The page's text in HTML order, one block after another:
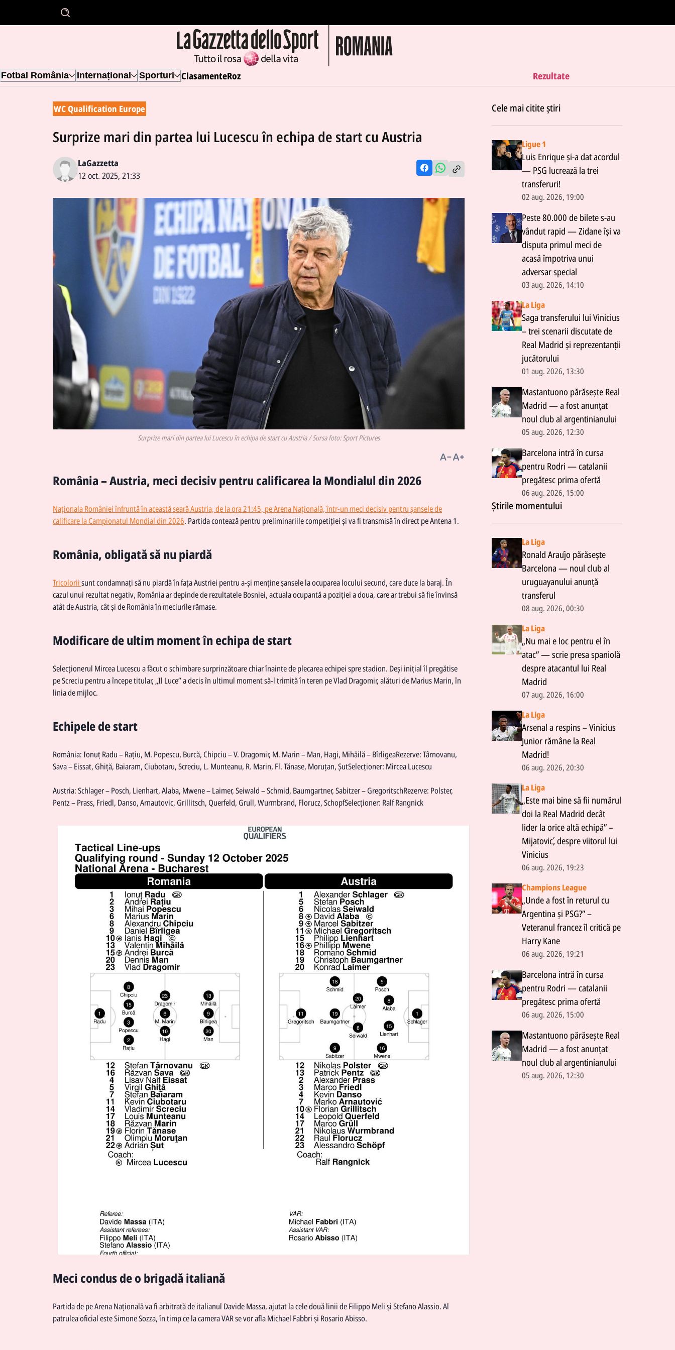
Fotbal România Internațional Sporturi ClasamenteRoz Rezultate
WC Qualification Europe
Surprize mari din partea lui Lucescu în echipa de start cu Austria
LaGazzetta
12 oct. 2025, 21:33
Surprize mari din partea lui Lucescu în echipa de start cu Austria / Sursa foto: Sport Pictures
România – Austria, meci decisiv pentru calificarea la Mondialul din 2026
Naționala României înfruntă în această seară Austria, de la ora 21:45, pe Arena Națională, într-un meci decisiv pentru șansele de
calificare la Campionatul Mondial din 2026. Partida contează pentru preliminariile competiției și va fi transmisă în direct pe Antena 1.
România, obligată să nu piardă
Tricoloriisunt condamnați să nu piardă în fața Austriei pentru a-și menține șansele la ocuparea locului secund, care duce la baraj. În
cazul unui rezultat negativ, România ar depinde de rezultatele Bosniei, actuala ocupantă a poziției a doua, care ar trebui să fie învinsă
atât de Austria, cât și de România în meciurile rămase.
Modificare de ultim moment în echipa de start
Selecționerul Mircea Lucescu a făcut o schimbare surprinzătoare chiar înainte de plecarea echipei spre stadion. Deși inițial îl pregătise
pe Screciu pentru a începe titular, „Il Luce” a decis în ultimul moment să-l trimită în teren pe Vlad Dragomir, alături de Marius Marin, în
linia de mijloc.
Echipele de start
România: Ionuț Radu – Rațiu, M. Popescu, Burcă, Chipciu – V. Dragomir, M. Marin – Man, Hagi, Mihăilă – BîrligeaRezerve: Târnovanu,
Sava – Eissat, Ghiță, Baiaram, Ciubotaru, Screciu, L. Munteanu, R. Marin, Fl. Tănase, Moruțan, ȘutSelecționer: Mircea Lucescu
Austria: Schlager – Posch, Lienhart, Alaba, Mwene – Laimer, Seiwald – Schmid, Baumgartner, Sabitzer – GregoritschRezerve: Polster,
Pentz – Prass, Friedl, Danso, Arnautovic, Grillitsch, Querfeld, Grull, Wurmbrand, Florucz, SchopfSelecționer: Ralf Rangnick
Meci condus de o brigadă italiană
Partida de pe Arena Națională va fi arbitrată de italianul Davide Massa, ajutat la cele două linii de Filippo Meli și Stefano Alassio. Al
patrulea oficial este Simone Sozza, în timp ce la camera VAR se vor afla Michael Fabbri și Rosario Abisso.
Cele mai citite știri
Ligue 1
Luis Enrique și-a dat acordul
— PSG lucrează la trei
transferuri!
02 aug. 2026, 19:00
Peste 80.000 de bilete s-au
vândut rapid — Zidane își va
disputa primul meci de
acasă împotriva unui
adversar special
03 aug. 2026, 14:10
La Liga
Saga transferului lui Vinicius
– trei scenarii discutate de
Real Madrid și reprezentanții
jucătorului
01 aug. 2026, 13:30
Mastantuono părăsește Real
Madrid — a fost anunțat
noul club al argentinianului
05 aug. 2026, 12:30
Barcelona intră în cursa
pentru Rodri — catalanii
pregătesc prima ofertă
06 aug. 2026, 15:00
Știrile momentului
La Liga
Ronald Araújo părăsește
Barcelona — noul club al
uruguayanului anunță
transferul
08 aug. 2026, 00:30
La Liga
„Nu mai e loc pentru el în
atac” — scrie presa spaniolă
despre atacantul lui Real
Madrid
07 aug. 2026, 16:00
La Liga
Arsenal a respins – Vinicius
Junior rămâne la Real
Madrid!
06 aug. 2026, 20:30
La Liga
„Este mai bine să fii numărul
doi la Real Madrid decât
lider la orice altă echipă” –
Mijatović, despre viitorul lui
Vinicius
06 aug. 2026, 19:23
Champions League
„Unde a fost în returul cu
Argentina și PSG?” –
Veteranul francez îl critică pe
Harry Kane
06 aug. 2026, 19:21
Barcelona intră în cursa
pentru Rodri — catalanii
pregătesc prima ofertă
06 aug. 2026, 15:00
Mastantuono părăsește Real
Madrid — a fost anunțat
noul club al argentinianului
05 aug. 2026, 12:30